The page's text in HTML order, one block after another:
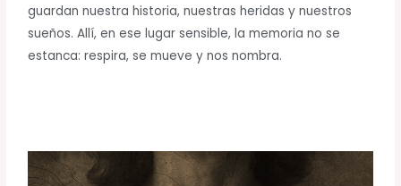
guardan nuestra historia, nuestras heridas y nuestros
sueños. Allí, en ese lugar sensible, la memoria no se
estanca: respira, se mueve y nos nombra.